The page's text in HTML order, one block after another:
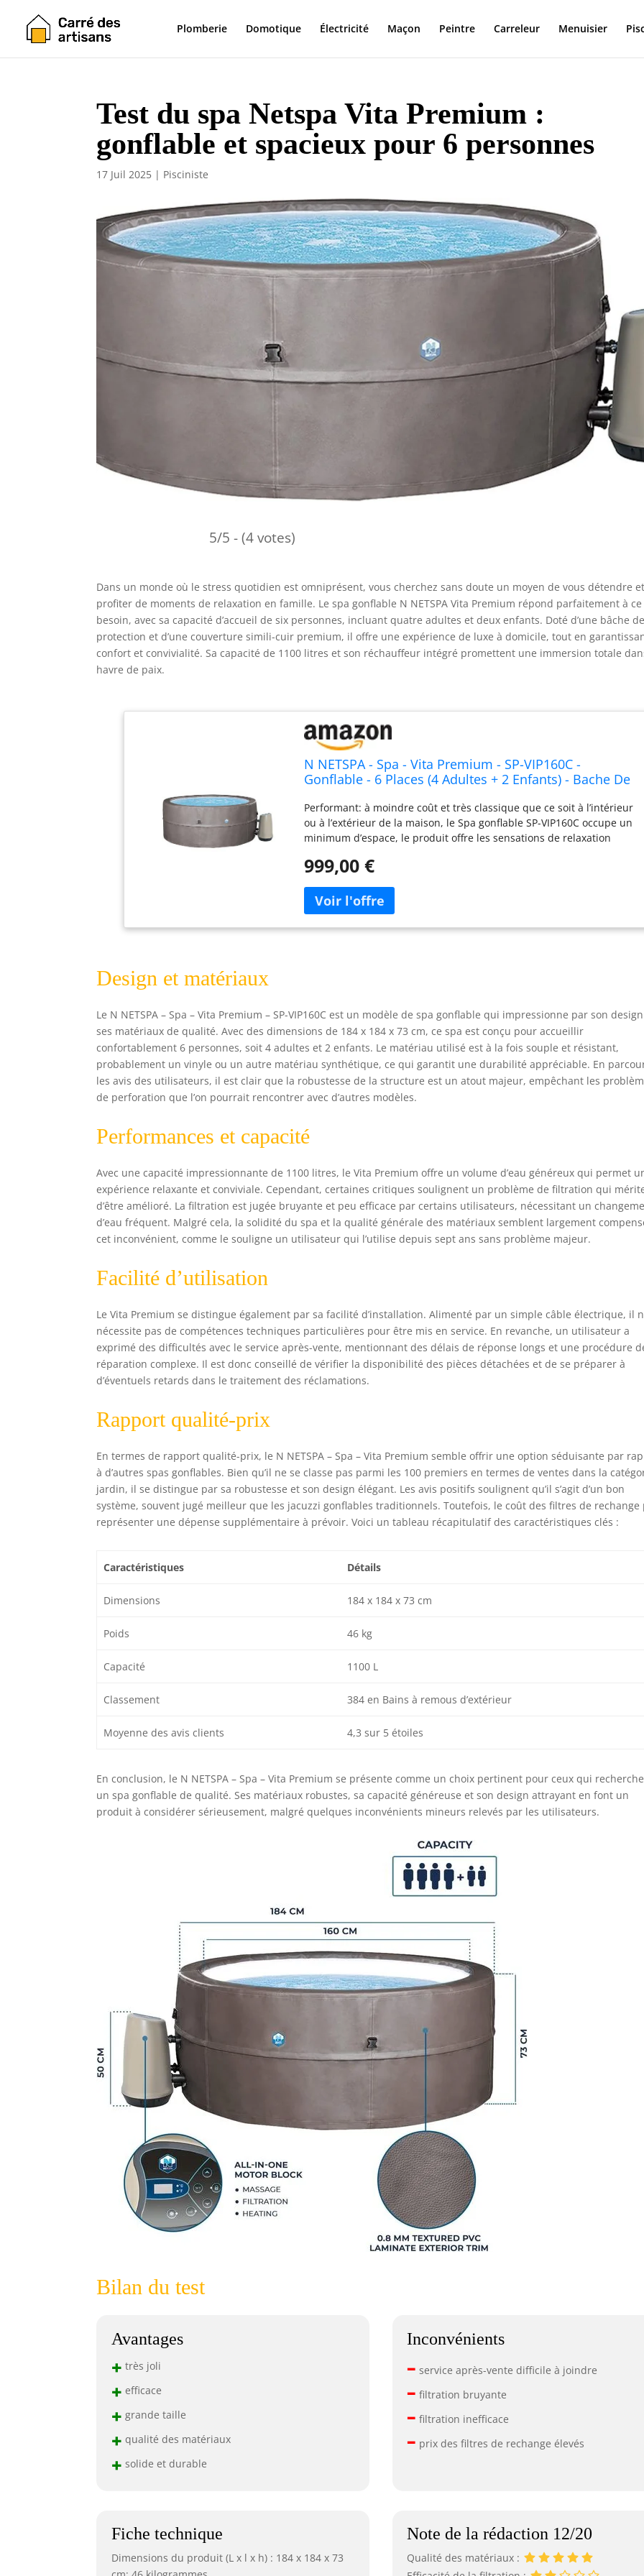
Plomberie Domotique Électricité Maçon Peintre Carreleur Menuisier
Test du spa Netspa Vita Premium :
gonflable et spacieux pour 6 personnes
17 Juil 2025 | Pisciniste
5/5 - (4 votes)
Dans un monde où le stress quotidien est omniprésent, vous cherchez sans doute un moyen de vous détendre
profiter de moments de relaxation en famille. Le spa gonflable N NETSPA Vita Premium répond parfaitement à ce
besoin, avec sa capacité d’accueil de six personnes, incluant quatre adultes et deux enfants. Doté d’une bâche
protection et d’une couverture simili-cuir premium, il offre une expérience de luxe à domicile, tout en
confort et convivialité. Sa capacité de 1100 litres et son réchauffeur intégré promettent une immersion totale
havre de paix.
N NETSPA - Spa - Vita Premium - SP-VIP160C -
Gonflable - 6 Places (4 Adultes + 2 Enfants) - Bache De
Cuir Premium
Performant: à moindre coût et très classique que ce soit à l’intérieur
ou à l’extérieur de la maison, le Spa gonflable SP-VIP160C occupe un
minimum d’espace, le produit offre les sensations de relaxation
condition de disposer d’une surface lisse et plane, vous pouvez
nécessaire de gonfler sa structure avec une pompe adaptée et de la
remplir d’eau ensuite. Pratique: le Spa gonflable SP-VIP160C est le
type de spa à pouvoir être déplacé, car il est facile de le gonfler et de
couverture extérieur est enSimili-Cuir Premium En guise de garantie:
les produits de l'entreprise sont imaginés en interne par l'équipe de
conception de la société qui a le cœur d'apporter tout son savoir
faire pour créer de nouveaux produits performants avec des design
innovants. Ce produit sera expédié en plusieurs colis. Ils peuvent
être livrés à des moments différents.
999,00 €
Design et matériaux
Le N NETSPA – Spa – Vita Premium – SP-VIP160C est un modèle de spa gonflable qui impressionne par son
ses matériaux de qualité. Avec des dimensions de 184 x 184 x 73 cm, ce spa est conçu pour accueillir
confortablement 6 personnes, soit 4 adultes et 2 enfants. Le matériau utilisé est à la fois souple et résistant,
probablement un vinyle ou un autre matériau synthétique, ce qui garantit une durabilité appréciable. En
les avis des utilisateurs, il est clair que la robustesse de la structure est un atout majeur, empêchant les
de perforation que l’on pourrait rencontrer avec d’autres modèles.
Performances et capacité
Avec une capacité impressionnante de 1100 litres, le Vita Premium offre un volume d’eau généreux qui permet
expérience relaxante et conviviale. Cependant, certaines critiques soulignent un problème de filtration qui
d’être amélioré. La filtration est jugée bruyante et peu efficace par certains utilisateurs, nécessitant un
d’eau fréquent. Malgré cela, la solidité du spa et la qualité générale des matériaux semblent largement
cet inconvénient, comme le souligne un utilisateur qui l’utilise depuis sept ans sans problème majeur.
Facilité d’utilisation
Le Vita Premium se distingue également par sa facilité d’installation. Alimenté par un simple câble électrique, il
nécessite pas de compétences techniques particulières pour être mis en service. En revanche, un utilisateur a
exprimé des difficultés avec le service après-vente, mentionnant des délais de réponse longs et une procédure
réparation complexe. Il est donc conseillé de vérifier la disponibilité des pièces détachées et de se préparer à
d’éventuels retards dans le traitement des réclamations.
Rapport qualité-prix
En termes de rapport qualité-prix, le N NETSPA – Spa – Vita Premium semble offrir une option séduisante par
à d’autres spas gonflables. Bien qu’il ne se classe pas parmi les 100 premiers en termes de ventes dans la
jardin, il se distingue par sa robustesse et son design élégant. Les avis positifs soulignent qu’il s’agit d’un bon
système, souvent jugé meilleur que les jacuzzi gonflables traditionnels. Toutefois, le coût des filtres de rechange
représenter une dépense supplémentaire à prévoir. Voici un tableau récapitulatif des caractéristiques clés :
Caractéristiques Détails
Dimensions 184 x 184 x 73 cm
Poids 46 kg
Capacité 1100 L
Classement 384 en Bains à remous d’extérieur
Moyenne des avis clients 4,3 sur 5 étoiles
En conclusion, le N NETSPA – Spa – Vita Premium se présente comme un choix pertinent pour ceux qui
un spa gonflable de qualité. Ses matériaux robustes, sa capacité généreuse et son design attrayant en font un
produit à considérer sérieusement, malgré quelques inconvénients mineurs relevés par les utilisateurs.
Bilan du test
Avantages
+ très joli
+ efficace
+ grande taille
+ qualité des matériaux
+ solide et durable
Inconvénients
– service après-vente difficile à joindre
– filtration bruyante
– filtration inefficace
– prix des filtres de rechange élevés
Fiche technique
Dimensions du produit (L x l x h) : 184 x 184 x 73
Note de la rédaction 12/20
Qualité des matériaux :